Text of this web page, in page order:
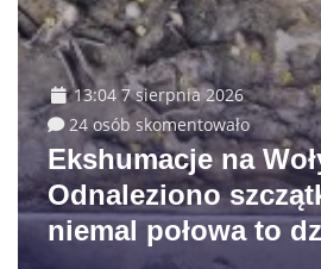
13:04 7 sierpnia 2026
24 osób skomentowało
Ekshumacje na
Odnaleziono
niemal połowa to